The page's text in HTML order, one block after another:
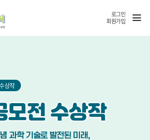
로그인
회원가입
상작
모전수상작
과학 기술로 발전된 미래,